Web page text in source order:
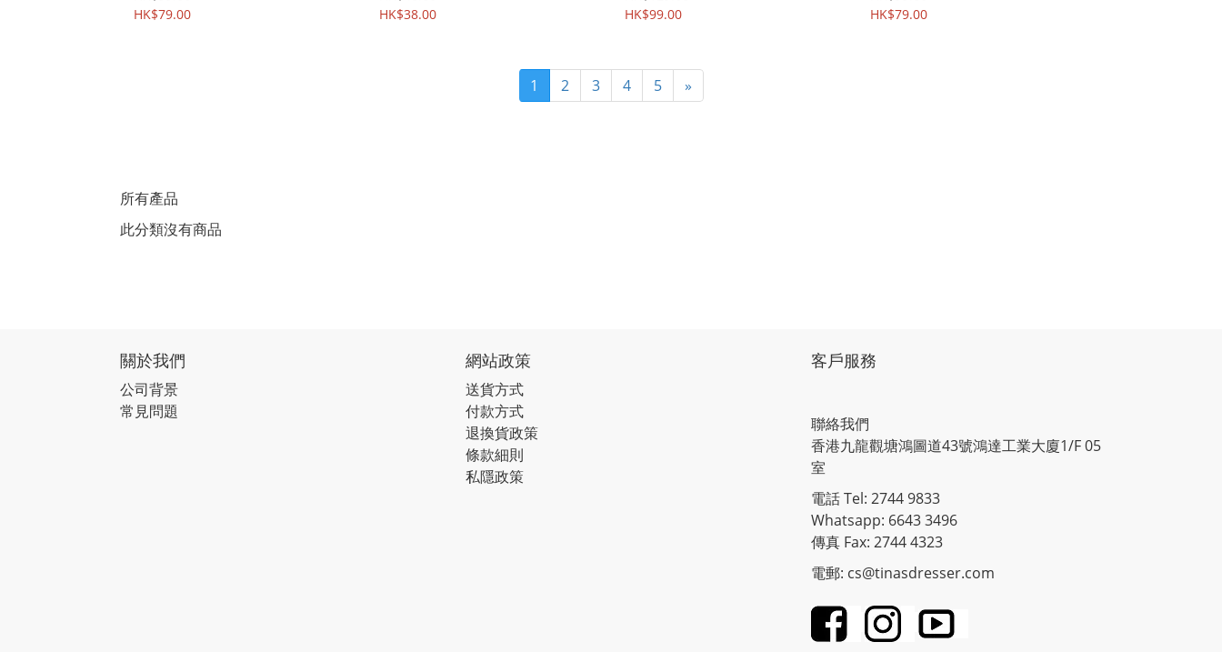
HK$79.00
HK$38.00
HK$99.00
HK$79.00
1 2 3 4 5 »
所有產品
此分類沒有商品
關於我們
公司背景
常見問題
網站政策
送貨方式
付款方式
退換貨政策
條款細則
私隱政策
客戶服務
聯絡我們
香港九龍觀塘鴻圖道43號鴻達工業大廈1/F 05
室
電話 Tel: 2744 9833
Whatsapp: 6643 3496
傳真 Fax: 2744 4323
電郵: cs@tinasdresser.com